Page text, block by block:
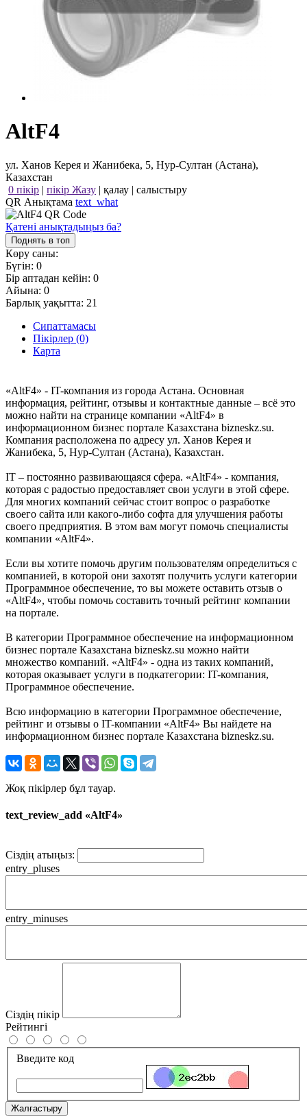
AltF4
ул. Ханов Керея и Жанибека, 5, Нур-Султан (Астана),
Казахстан
0 пікір | пікір Жазу | қалау | салыстыру
QR Анықтама text_what
Қатені анықтадыңыз ба?
Поднять в топ
Көру саны:
Бүгін: 0
Бір аптадан кейін: 0
Айына: 0
Барлық уақытта: 21
Сипаттамасы
Пікірлер (0)
Карта
«AltF4» - IT-компания из города Астана. Основная
информация, рейтинг, отзывы и контактные данные – всё это
можно найти на странице компании «AltF4» в
информационном бизнес портале Казахстана bizneskz.su.
Компания расположена по адресу ул. Ханов Керея и
Жанибека, 5, Нур-Султан (Астана), Казахстан.
IT – постоянно развивающаяся сфера. «AltF4» - компания,
которая с радостью предоставляет свои услуги в этой сфере.
Для многих компаний сейчас стоит вопрос о разработке
своего сайта или какого-либо софта для улучшения работы
своего предприятия. В этом вам могут помочь специалисты
компании «AltF4».
Если вы хотите помочь другим пользователям определиться с
компанией, в которой они захотят получить услуги категории
Программное обеспечение, то вы можете оставить отзыв о
«AltF4», чтобы помочь составить точный рейтинг компании
на портале.
В категории Программное обеспечение на информационном
бизнес портале Казахстана bizneskz.su можно найти
множество компаний. «AltF4» - одна из таких компаний,
которая оказывает услуги в подкатегории: IT-компания,
Программное обеспечение.
Всю информацию в категории Программное обеспечение,
рейтинг и отзывы о IT-компании «AltF4» Вы найдете на
информационном бизнес портале Казахстана bizneskz.su.
Жоқ пікірлер бұл тауар.
text_review_add «AltF4»
Сіздің атыңыз:
entry_pluses
entry_minuses
Сіздің пікір
Рейтингі
Введите код
Жалғастыру